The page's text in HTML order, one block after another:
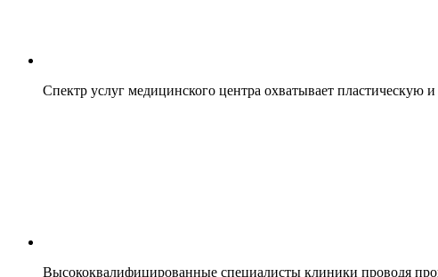
Спектр услуг медицинского центра охватывает
Высококвалифицированные специалисты клиники проводя